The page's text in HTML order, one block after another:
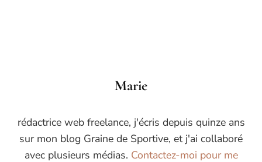
Marie
rédactrice web freelance, j'écris depuis quinze ans
sur mon blog Graine de Sportive, et j'ai collaboré
avec plusieurs médias. Contactez-moi pour me